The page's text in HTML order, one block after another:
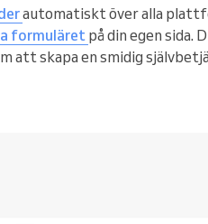
automatiskt över alla
formuläret på din egen sida.
att skapa en smidig